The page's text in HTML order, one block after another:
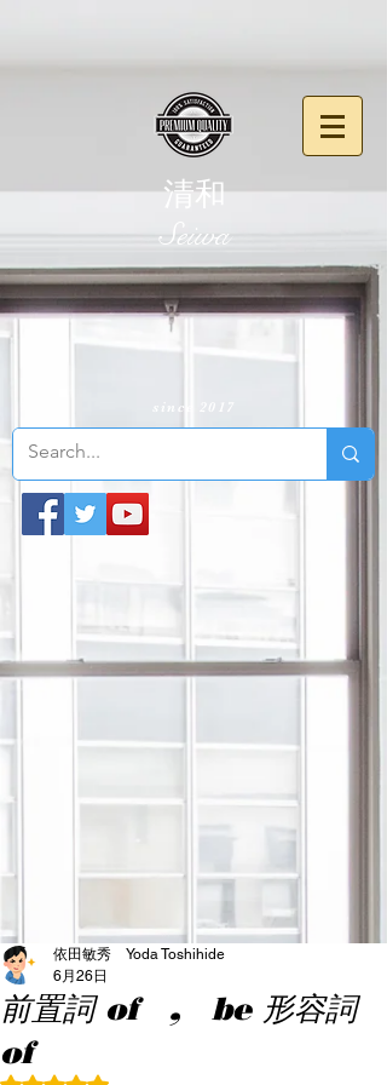
清和
​Seiwa
since 2017
前置詞 of , be 形容詞
of
依田敏秀 Yoda Toshihide
6月26日